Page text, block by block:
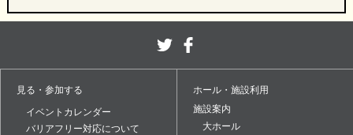
見る・参加する
イベントカレンダー
バリアフリー対応について
ホール・施設利用
施設案内
大ホール